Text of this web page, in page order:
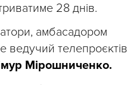
28 днів.
амбасадором
ведучий телепроєктів
Мірошниченко.